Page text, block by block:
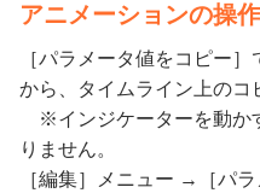
アニメーションの操作
［パラメータ値をコピー
から、タイムライン上のコ
※インジケーターを動か
りません。
［編集］メニュー →［パ